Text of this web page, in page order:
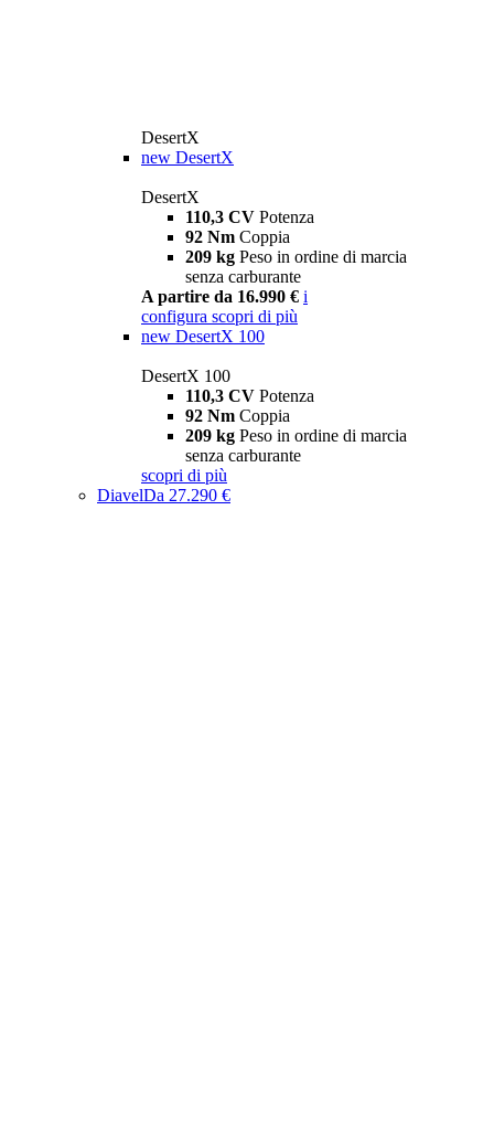
DesertX
new DesertX
DesertX
110,3 CV Potenza
92 Nm Coppia
209 kg Peso in ordine di marcia
senza carburante
A partire da 16.990 € i
configura scopri di più
new DesertX 100
DesertX 100
110,3 CV Potenza
92 Nm Coppia
209 kg Peso in ordine di marcia
senza carburante
scopri di più
DiavelDa 27.290 €